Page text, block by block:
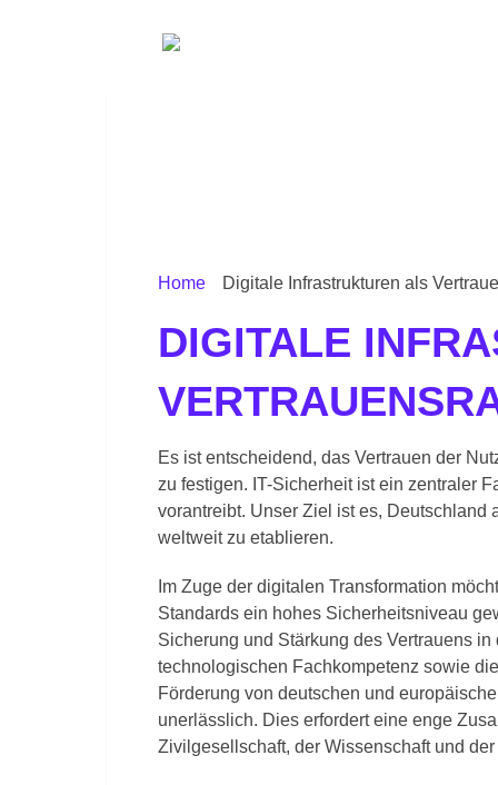
Home Digitale Infrastrukturen als
DIGITALE
Es ist entscheidend, das Vertrauen der
zu festigen. IT-Sicherheit ist ein zentraler
vorantreibt. Unser Ziel ist es,
weltweit zu etablieren.
Im Zuge der digitalen Transformation
Standards ein hohes Sicherheitsniveau
Sicherung und Stärkung des Vertrauens
technologischen Fachkompetenz sowie
Förderung von deutschen und
unerlässlich. Dies erfordert eine enge
Zivilgesellschaft, der Wissenschaft und